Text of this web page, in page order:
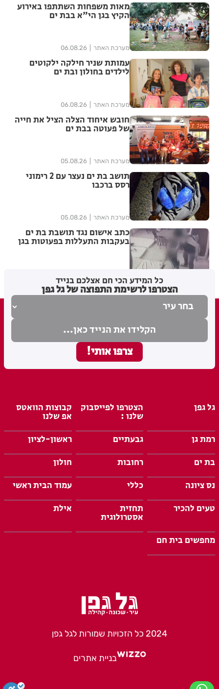
מאות משפחות השתתפו באירוע
הקיץ בגן הי"א בבת ים
מערכת האתר 06.08.26
עמותת שניר חילקה ילקוטים
לילדים בחולון ובת ים
מערכת האתר 06.08.26
חובש איחוד הצלה הציל את חייה
של פעוטה בבת ים
מערכת האתר 05.08.26
תושב בת ים נעצר עם 2 רימוני
רסס ברכבו
מערכת האתר 05.08.26
כתב אישום נגד תושבת בת ים
בעקבות התעללות בפעוטות בגן
כל המידע הכי חם אצלכם בנייד
הצטרפו לרשימת התפוצה של גל גפן
גל גפן הצטרפו לפייסבוק
שלנו :
קבוצות הוואטס
אפ שלנו
רמת גן
גבעתיים
ראשון-לציון
בת ים
רחובות
חולון
נס ציונה
כללי
עמוד הבית ראשי
טעים להכיר
תחזית
אסטרולוגית
אילת
מחפשים בית חם
2024 כל הזכויות שמורות לגל גפן
בניית אתרים